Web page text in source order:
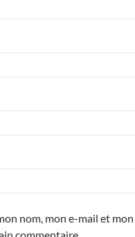
nom, mon e-mail et